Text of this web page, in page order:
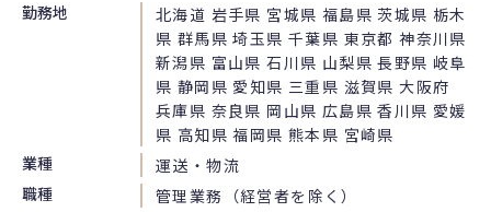
勤務地
北海道 岩手県 宮城県 福島県 茨城県 栃木
県 群馬県 埼玉県 千葉県 東京都 神奈川県
新潟県 富山県 石川県 山梨県 長野県 岐阜
県 静岡県 愛知県 三重県 滋賀県 大阪府
兵庫県 奈良県 岡山県 広島県 香川県 愛媛
県 高知県 福岡県 熊本県 宮崎県
業種
運送・物流
職種
管理業務（経営者を除く）